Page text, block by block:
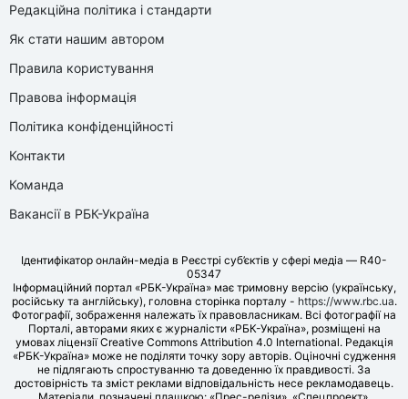
Редакційна політика і стандарти
Як стати нашим автором
Правила користування
Правова інформація
Політика конфіденційності
Контакти
Команда
Вакансії в РБК-Україна
Ідентифікатор онлайн-медіа в Реєстрі суб’єктів у сфері медіа — R40-
05347
Інформаційний портал «РБК-Україна» має тримовну версію (українську,
російську та англійську), головна сторінка порталу - https://www.rbc.ua.
Фотографії, зображення належать їх правовласникам. Всі фотографії на
Порталі, авторами яких є журналісти «РБК-Україна», розміщені на
умовах ліцензії Creative Commons Attribution 4.0 International. Редакція
«РБК-Україна» може не поділяти точку зору авторів. Оціночні судження
не підлягають спростуванню та доведенню їх правдивості. За
достовірність та зміст реклами відповідальність несе рекламодавець.